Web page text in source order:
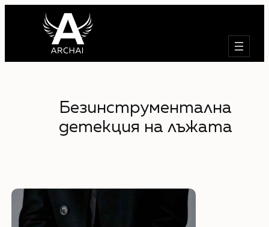
Безинструментална
детекция на лъжата